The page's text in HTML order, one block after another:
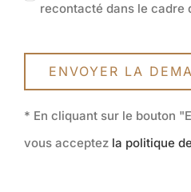
recontacté dans le cadre
ENVOYER LA
* En cliquant sur le bouton
vous acceptez la politique